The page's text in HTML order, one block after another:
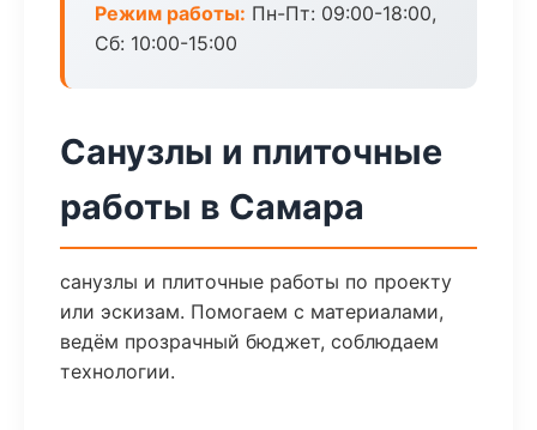
Режим работы: Пн-Пт: 09:00-18:00,
Сб: 10:00-15:00
Санузлы и плиточные
работы в Самара
санузлы и плиточные работы по проекту
или эскизам. Помогаем с материалами,
ведём прозрачный бюджет, соблюдаем
технологии.